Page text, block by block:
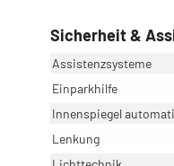
Sicherheit &
Assistenzsysteme
Einparkhilfe
Innenspiegel
Lenkung